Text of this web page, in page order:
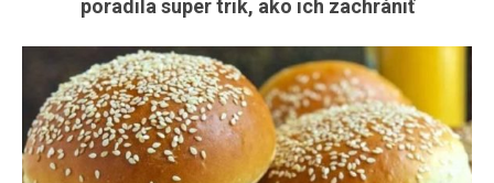
poradila super trik, ako ich zachrániť